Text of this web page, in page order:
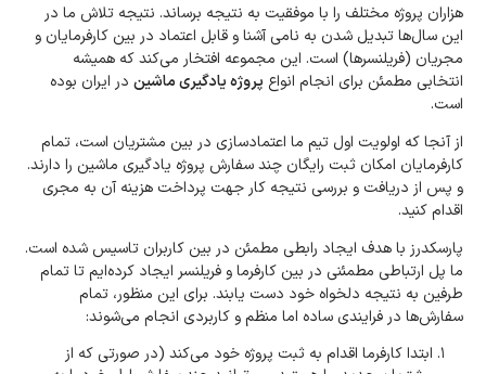
هزاران پروژه مختلف را با موفقیت به نتیجه برساند. نتیجه تلاش ما در
این سال‌ها تبدیل شدن به نامی آشنا و قابل اعتماد در بین کارفرمایان و
مجریان (فریلنسرها) است. این مجموعه افتخار می‌کند که همیشه
انتخابی مطمئن برای انجام انواع پروژه یادگیری ماشین در ایران بوده
است.
از آنجا که اولویت اول تیم ما اعتمادسازی در بین مشتریان است، تمام
کارفرمایان امکان ثبت رایگان چند سفارش پروژه یادگیری ماشین را دارند.
و پس از دریافت و بررسی نتیجه کار جهت پرداخت هزینه آن به مجری
اقدام کنید.
پارسکدرز با هدف ایجاد رابطی مطمئن در بین کاربران تاسیس شده است.
ما پل ارتباطی مطمئنی در بین کارفرما و فریلنسر ایجاد کرده‌ایم تا تمام
طرفین به نتیجه دلخواه خود دست یابند. برای این منظور، تمام
سفارش‌ها در فرایندی ساده اما منظم و کاربردی انجام می‌شوند:
ابتدا کارفرما اقدام به ثبت پروژه خود می‌کند (در صورتی که از